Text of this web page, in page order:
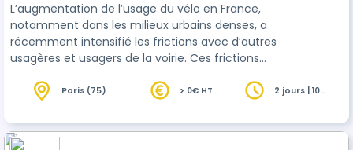
L’augmentation de l’usage du vélo en France,
notamment dans les milieux urbains denses, a
récemment intensifié les frictions avec d’autres
usagères et usagers de la voirie. Ces frictions
aussi les cyclistes aux piéton·nes. Si les enjeux de
sont différents dans les deux cas, il est essentiel
de les comprendre pour les prévenir et les
Paris (75) > 0€ HT
2 jours | 10